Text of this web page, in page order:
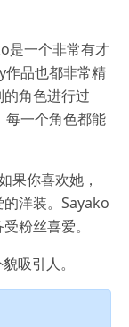
是一个非常有才
品也都非常精
角色进行过
一个角色都能
果你喜欢她，
洋装。Sayako
粉丝喜爱。
吸引人。